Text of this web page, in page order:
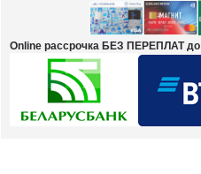
Online рассрочка БЕЗ ПЕРЕПЛАТ